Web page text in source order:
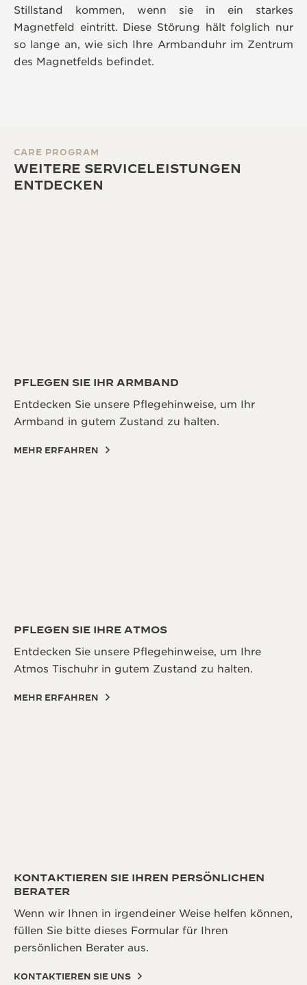
Stillstand kommen, wenn sie in ein starkes
Magnetfeld eintritt. Diese Störung hält folglich nur
so lange an, wie sich Ihre Armbanduhr im Zentrum
des Magnetfelds befindet.
CARE PROGRAM
WEITERE SERVICELEISTUNGEN
ENTDECKEN
PFLEGEN SIE IHR ARMBAND
Entdecken Sie unsere Pflegehinweise, um Ihr
Armband in gutem Zustand zu halten.
MEHR ERFAHREN
PFLEGEN SIE IHRE ATMOS
Entdecken Sie unsere Pflegehinweise, um Ihre
Atmos Tischuhr in gutem Zustand zu halten.
MEHR ERFAHREN
KONTAKTIEREN SIE IHREN PERSÖNLICHEN
BERATER
Wenn wir Ihnen in irgendeiner Weise helfen können,
füllen Sie bitte dieses Formular für Ihren
persönlichen Berater aus.
KONTAKTIEREN SIE UNS